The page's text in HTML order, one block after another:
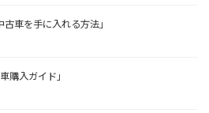
車を手に入れる方法」
購入ガイド」